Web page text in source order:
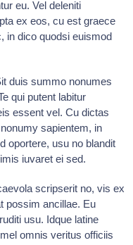
eu. Vel deleniti
ex eos, cu est graece
in dico quodsi euismod
duis summo nonumes
qui putent labitur
essent vel. Cu dictas
sapientem, in
oportere, usu no blandit
iuvaret ei sed.
scripserit no, vis ex
possim ancillae. Eu
usu. Idque latine
omnis veritus officiis